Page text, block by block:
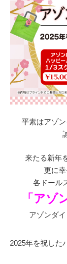
平素はアゾ
来たる新年
更に
各ドール
「アゾ
アゾンダ
2025年を祝した